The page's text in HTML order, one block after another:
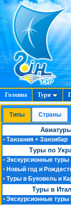
Головна Тури
Типы Cтраны
Танзания + Занзибар
Туры по
Экскурсионные туры
Новый год и
Туры в Буковель и
Туры в
Экскурсионные